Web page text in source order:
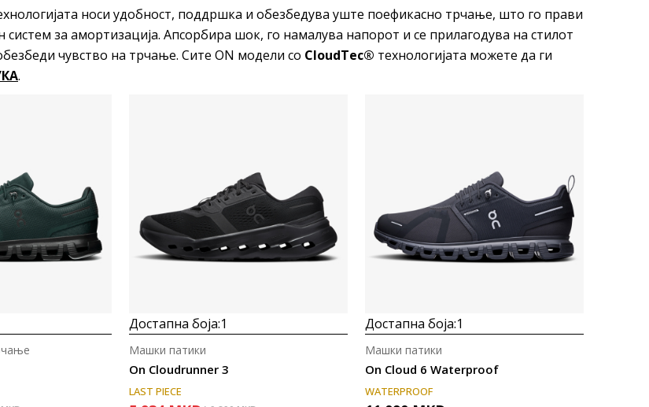
носи удобност, поддршка и обезбедува уште поефикасно трчање, што го прави
систем за амортизација. Апсорбира шок, го намалува напорот и се прилагодува на стилот
чувство на трчање. Сите ON модели со CloudTec® технологијата можете да ги
.
Uporedi
Достапна боја:1
On Cloudrunner 3
Машки патики
LAST PIECE
Uporedi
Достапна боја:1
On Cloud 6 Waterproof
Машки патики
WATERPROOF